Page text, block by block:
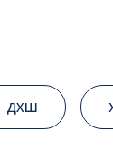
ДХШ